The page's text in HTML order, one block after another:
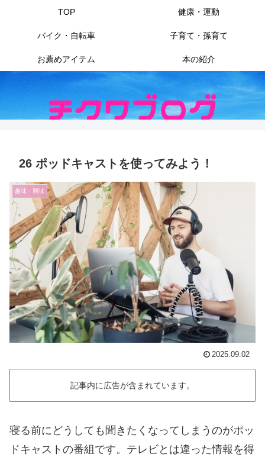
TOP 健康・運動
バイク・自転車 子育て・孫育て
お薦めアイテム 本の紹介
26 ポッドキャストを使ってみよう！
趣味・興味
2025.09.02
記事内に広告が含まれています。
寝る前にどうしても聞きたくなってしまうのがポッ
ドキャストの番組です。テレビとは違った情報を得